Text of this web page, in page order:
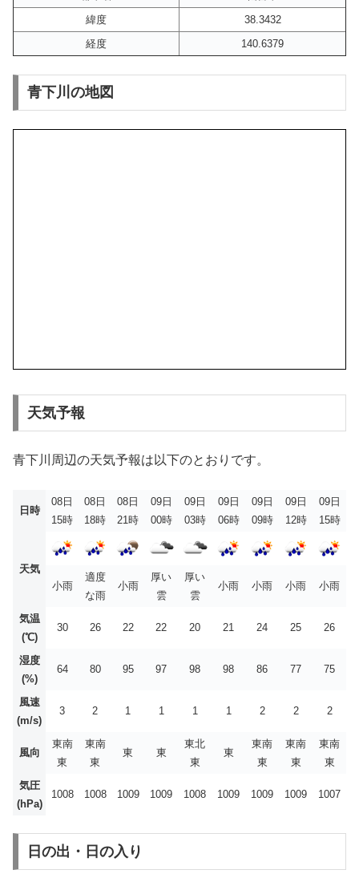
緯度
38.3432
経度
140.6379
青下川の地図
天気予報
青下川周辺の天気予報は以下のとおりです。
日時
08日
15時
08日
18時
08日
21時
09日
00時
09日
03時
09日
06時
09日
09時
09日
12時
09日
15時
天気
小雨
適度
な雨
小雨
厚い
雲
厚い
雲
小雨 小雨 小雨 小雨
気温
(℃)
30 26 22 22 20 21 24 25 26
湿度
(%)
64 80 95 97 98 98 86 77 75
風速
(m/s)
3 2 1 1 1 1 2 2 2
風向
東南
東
東南
東
東 東
東北
東
東
東南
東
東南
東
東南
東
気圧
(hPa)
1008 1008 1009 1009 1008 1009 1009 1009 1007
日の出・日の入り